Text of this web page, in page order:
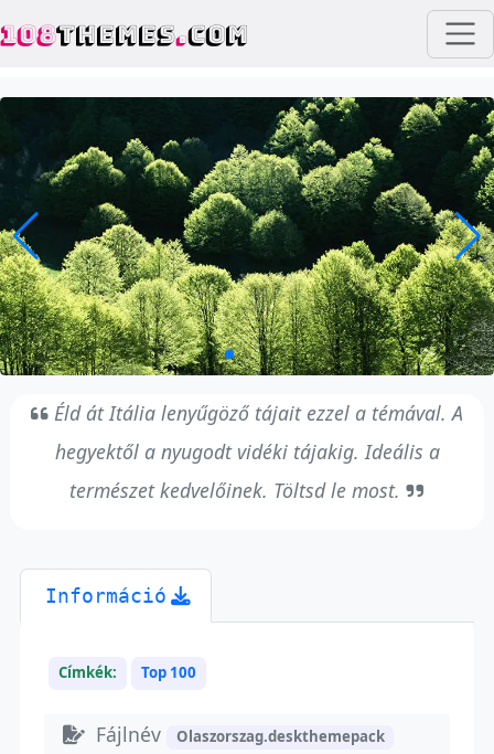
108THEMES.COM
Éld át Itália lenyűgöző tájait ezzel a témával. A
hegyektől a nyugodt vidéki tájakig. Ideális a
természet kedvelőinek. Töltsd le most.
Információ
Címkék: Top 100
Fájlnév Olaszorszag.deskthemepack